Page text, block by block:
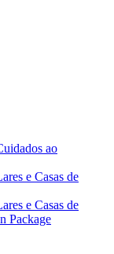
ao
e Casas de
e Casas de
Package